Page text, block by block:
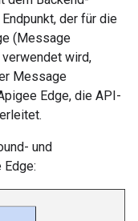
der für die
(Message
wird,
Message
Edge, die API-
und